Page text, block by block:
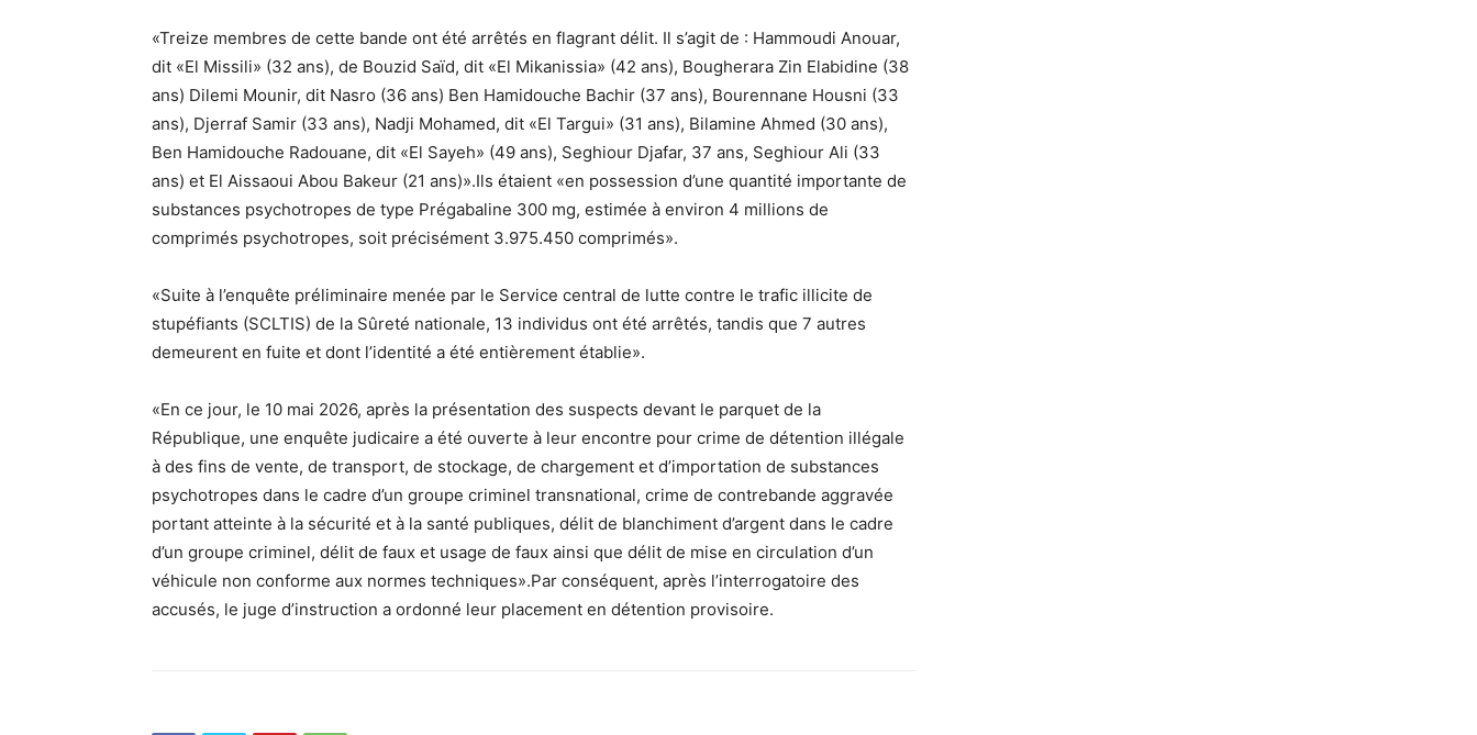
«Treize membres de cette bande ont été arrêtés en flagrant délit. Il s’agit de : Hammoudi Anouar,
dit «El Missili» (32 ans), de Bouzid Saïd, dit «El Mikanissia» (42 ans), Bougherara Zin Elabidine (38
ans) Dilemi Mounir, dit Nasro (36 ans) Ben Hamidouche Bachir (37 ans), Bourennane Housni (33
ans), Djerraf Samir (33 ans), Nadji Mohamed, dit «El Targui» (31 ans), Bilamine Ahmed (30 ans),
Ben Hamidouche Radouane, dit «El Sayeh» (49 ans), Seghiour Djafar, 37 ans, Seghiour Ali (33
ans) et El Aissaoui Abou Bakeur (21 ans)».Ils étaient «en possession d’une quantité importante de
substances psychotropes de type Prégabaline 300 mg, estimée à environ 4 millions de
comprimés psychotropes, soit précisément 3.975.450 comprimés».
«Suite à l’enquête préliminaire menée par le Service central de lutte contre le trafic illicite de
stupéfiants (SCLTIS) de la Sûreté nationale, 13 individus ont été arrêtés, tandis que 7 autres
demeurent en fuite et dont l’identité a été entièrement établie».
«En ce jour, le 10 mai 2026, après la présentation des suspects devant le parquet de la
République, une enquête judicaire a été ouverte à leur encontre pour crime de détention illégale
à des fins de vente, de transport, de stockage, de chargement et d’importation de substances
psychotropes dans le cadre d’un groupe criminel transnational, crime de contrebande aggravée
portant atteinte à la sécurité et à la santé publiques, délit de blanchiment d’argent dans le cadre
d’un groupe criminel, délit de faux et usage de faux ainsi que délit de mise en circulation d’un
véhicule non conforme aux normes techniques».Par conséquent, après l’interrogatoire des
accusés, le juge d’instruction a ordonné leur placement en détention provisoire.